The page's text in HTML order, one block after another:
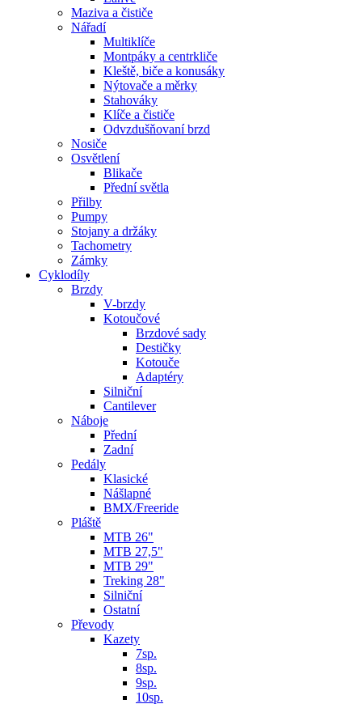
Maziva a čističe
Nářadí
Multiklíče
Montpáky a centrkliče
Kleště, biče a konusáky
Nýtovače a měrky
Stahováky
Klíče a čističe
Odvzdušňovaní brzd
Nosiče
Osvětlení
Blikače
Přední světla
Přilby
Pumpy
Stojany a držáky
Tachometry
Zámky
Cyklodíly
Brzdy
V-brzdy
Kotoučové
Brzdové sady
Destičky
Kotouče
Adaptéry
Silniční
Cantilever
Náboje
Přední
Zadní
Pedály
Klasické
Nášlapné
BMX/Freeride
Pláště
MTB 26"
MTB 27,5"
MTB 29"
Treking 28"
Silniční
Ostatní
Převody
Kazety
7sp.
8sp.
9sp.
10sp.